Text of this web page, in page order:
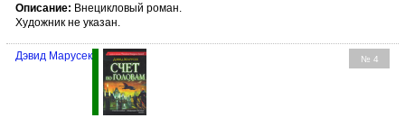
Описание: Внецикловый роман.
Художник не указан.
№ 4
Дэвид Марусек